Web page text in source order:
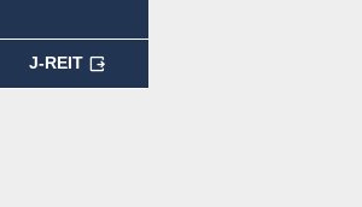
J-REIT